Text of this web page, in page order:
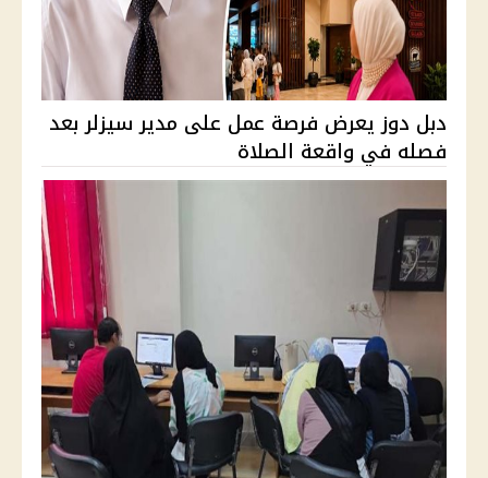
دبل دوز يعرض فرصة عمل على مدير سيزلر بعد
فصله في واقعة الصلاة